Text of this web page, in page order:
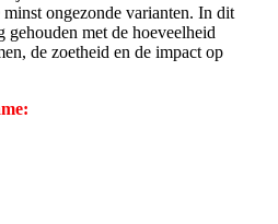
ongezonde varianten. In dit
met de hoeveelheid
de zoetheid en de impact op